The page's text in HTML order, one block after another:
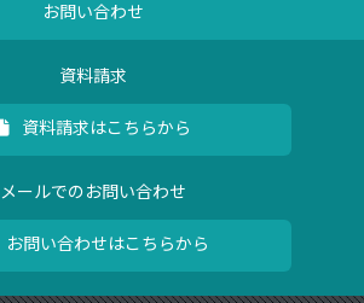
お問い合わせ
資料請求
資料請求はこちらから
メールでのお問い合わせ
お問い合わせはこちらから